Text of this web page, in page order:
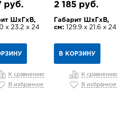
руб.
ШхГхВ,
х 23.2 х 24
К сравнению
В избранное
2 185 руб.
Габарит ШхГхВ,
см: 129.9 х 21.6 х 24
В КОРЗИНУ
К сравнению
В избранное